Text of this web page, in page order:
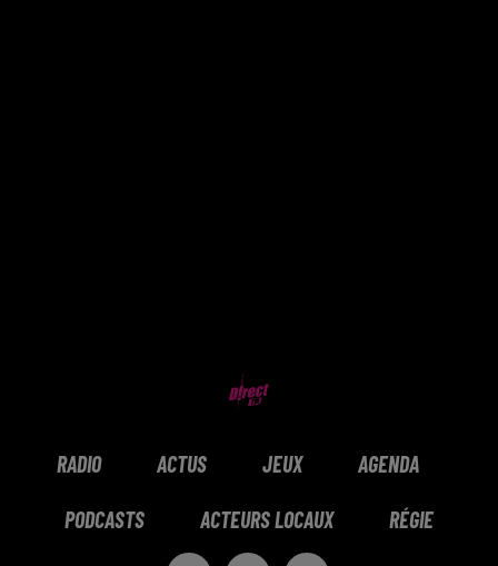
RADIO ACTUS JEUX AGENDA
PODCASTS ACTEURS LOCAUX RÉGIE